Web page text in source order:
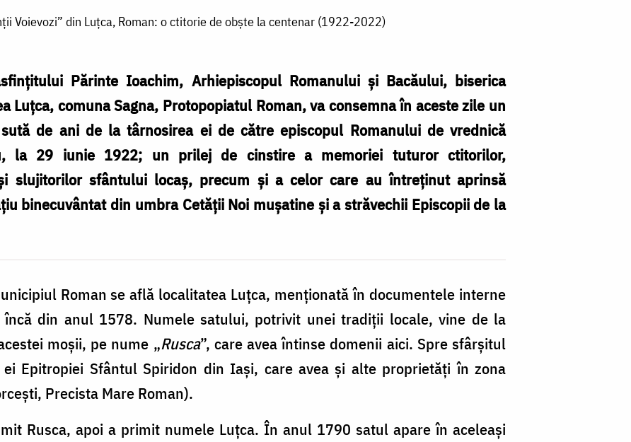
Voievozi” din Luțca, Roman: o ctitorie de obște la centenar (1922-2022)
Părinte Ioachim, Arhiepiscopul Romanului și Bacăului, biserica
Luțca, comuna Sagna, Protopopiatul Roman, va consemna în aceste zile un
de ani de la târnosirea ei de către episcopul Romanului de vrednică
la 29 iunie 1922; un prilej de cinstire a memoriei tuturor ctitorilor,
slujitorilor sfântului locaș, precum și a celor care au întreținut aprinsă
binecuvântat din umbra Cetății Noi mușatine și a străvechii Episcopii de la
Roman se află localitatea Luțca, menționată în documentele interne
încă din anul 1578. Numele satului, potrivit unei tradiții locale, vine de la
moșii, pe nume „Rusca”, care avea întinse domenii aici. Spre sfârșitul
Epitropiei Sfântul Spiridon din Iași, care avea și alte proprietăți în zona
Precista Mare Roman).
Rusca, apoi a primit numele Luțca. În anul 1790 satul apare în aceleași